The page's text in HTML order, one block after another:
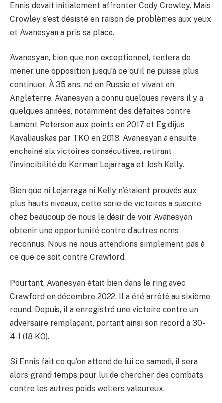
Ennis devait initialement affronter Cody Crowley. Mais
Crowley s’est désisté en raison de problèmes aux yeux
et Avanesyan a pris sa place.
Avanesyan, bien que non exceptionnel, tentera de
mener une opposition jusqu’à ce qu’il ne puisse plus
continuer. À 35 ans, né en Russie et vivant en
Angleterre, Avanesyan a connu quelques revers il y a
quelques années, notamment des défaites contre
Lamont Peterson aux points en 2017 et Egidijus
Kavaliauskas par TKO en 2018. Avanesyan a ensuite
enchainé six victoires consécutives, retirant
l’invincibilité de Kerman Lejarraga et Josh Kelly.
Bien que ni Lejarraga ni Kelly n’étaient prouvés aux
plus hauts niveaux, cette série de victoires a suscité
chez beaucoup de nous le désir de voir Avanesyan
obtenir une opportunité contre d’autres noms
reconnus. Nous ne nous attendions simplement pas à
ce que ce soit contre Crawford.
Pourtant, Avanesyan était bien dans le ring avec
Crawford en décembre 2022. Il a été arrêté au sixième
round. Depuis, il a enregistré une victoire contre un
adversaire remplaçant, portant ainsi son record à 30-
4-1 (18 KO).
Si Ennis fait ce qu’on attend de lui ce samedi, il sera
alors grand temps pour lui de chercher des combats
contre les autres poids welters valeureux.